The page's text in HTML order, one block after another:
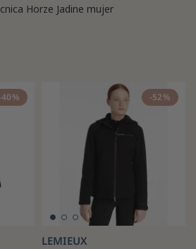
Horze Jadine mujer
-40% -52%
LEMIEUX